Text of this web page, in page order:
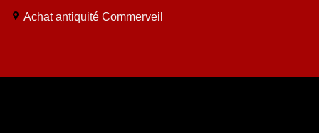
Achat antiquité Commerveil